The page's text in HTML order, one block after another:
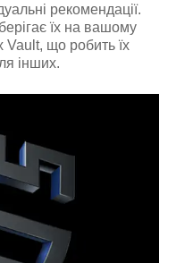
рекомендації.
їх на вашому
Vault, що робить їх
інших.